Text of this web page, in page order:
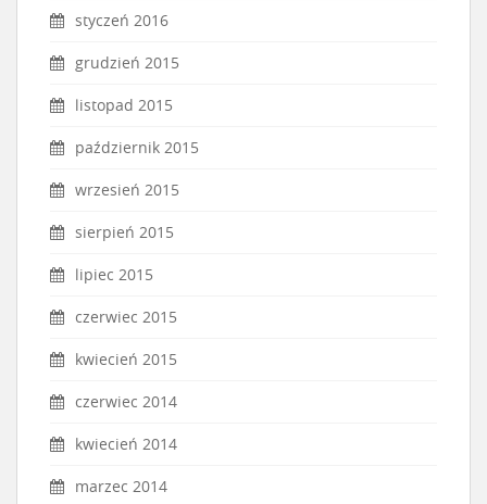
styczeń 2016
grudzień 2015
listopad 2015
październik 2015
wrzesień 2015
sierpień 2015
lipiec 2015
czerwiec 2015
kwiecień 2015
czerwiec 2014
kwiecień 2014
marzec 2014